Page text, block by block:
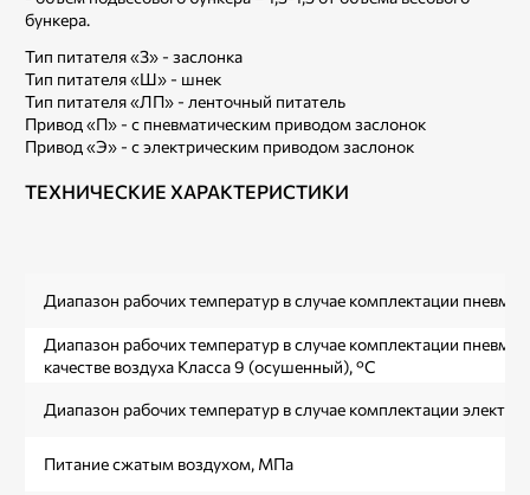
бункера.
Тип питателя «З» - заслонка
Тип питателя «Ш» - шнек
Тип питателя «ЛП» - ленточный питатель
Привод «П» - с пневматическим приводом заслонок
Привод «Э» - с электрическим приводом заслонок
ТЕХНИЧЕСКИЕ ХАРАКТЕРИСТИКИ
Диапазон рабочих температур в случае комплектации
Диапазон рабочих температур в случае комплектации
качестве воздуха Класса 9 (осушенный), °С
Диапазон рабочих температур в случае комплектации
Питание сжатым воздухом, МПа